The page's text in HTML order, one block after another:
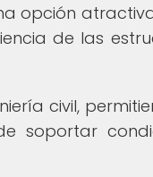
opción
de las
civil,
soportar